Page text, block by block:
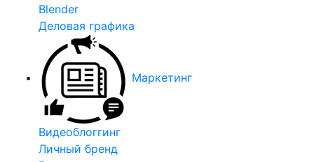
Blender
Деловая графика
Маркетинг
Видеоблоггинг
Личный бренд